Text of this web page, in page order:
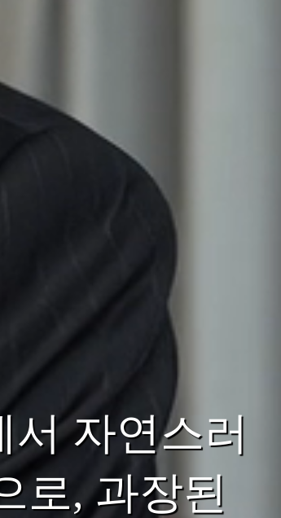
자연스러
로, 과장된